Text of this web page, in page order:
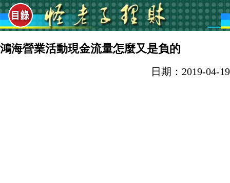
鴻海營業活動現金流量怎麼又是負的
日期：2019-04-19